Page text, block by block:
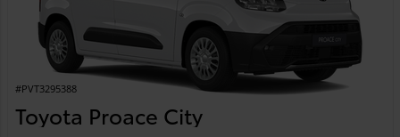
#PVT3295388
Toyota Proace City